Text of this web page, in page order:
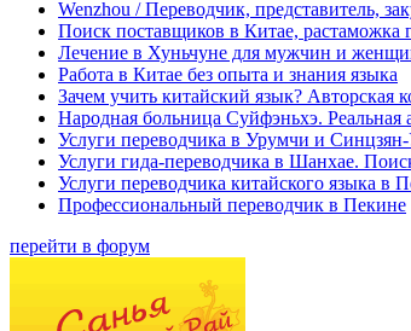
Wenzhou / Переводчик, представитель,
Поиск поставщиков в Китае, растаможка
Лечение в Хуньчуне для мужчин и
Работа в Китае без опыта и знания языка
Зачем учить китайский язык? Авторская
Народная больница Суйфэньхэ. Реальная
Услуги переводчика в Урумчи и
Услуги гида-переводчика в Шанхае.
Услуги переводчика китайского языка
Профессиональный переводчик в Пекине
перейти в форум